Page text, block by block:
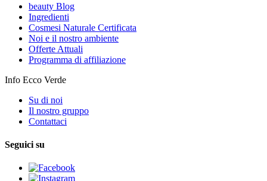
beauty Blog
Ingredienti
Cosmesi Naturale Certificata
Noi e il nostro ambiente
Offerte Attuali
Programma di affiliazione
Info Ecco Verde
Su di noi
Il nostro gruppo
Contattaci
Seguici su